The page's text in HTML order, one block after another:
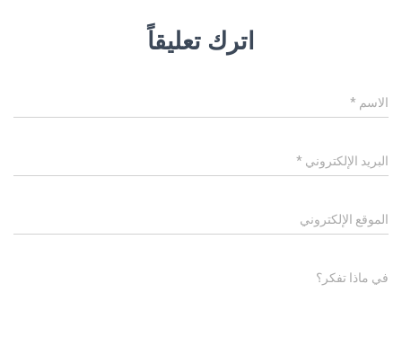
اترك تعليقاً
الاسم *
البريد الإلكتروني *
الموقع الإلكتروني
في ماذا تفكر؟